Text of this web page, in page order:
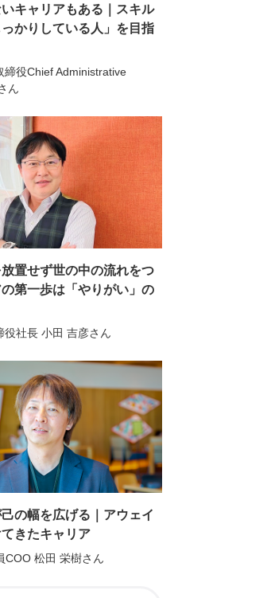
キャリアもある｜スキル
かりしている人」を目指
締役Chief Administrative
ん
放置せず世の中の流れをつ
第一歩は「やりがい」の
役社長 小田 吉彦さん
の幅を広げる｜アウェイ
きたキャリア
COO 松田 栄樹さん